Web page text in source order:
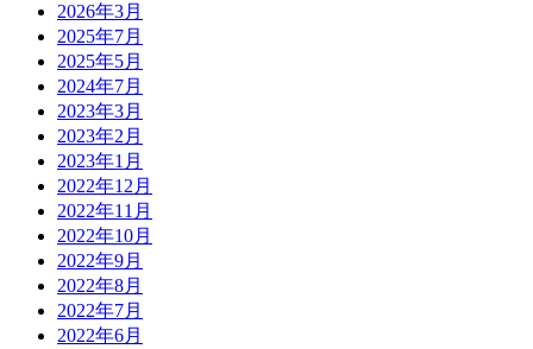
2026年3月
2025年7月
2025年5月
2024年7月
2023年3月
2023年2月
2023年1月
2022年12月
2022年11月
2022年10月
2022年9月
2022年8月
2022年7月
2022年6月